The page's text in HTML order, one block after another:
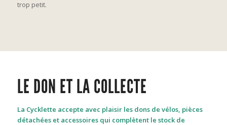
trop petit.
LE DON ET LA COLLECTE
La Cycklette accepte avec plaisir les dons de vélos, pièces
détachées et accessoires qui complètent le stock de